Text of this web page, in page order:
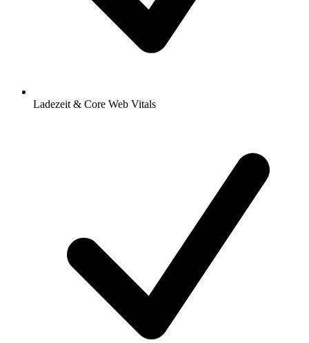
Ladezeit & Core Web Vitals